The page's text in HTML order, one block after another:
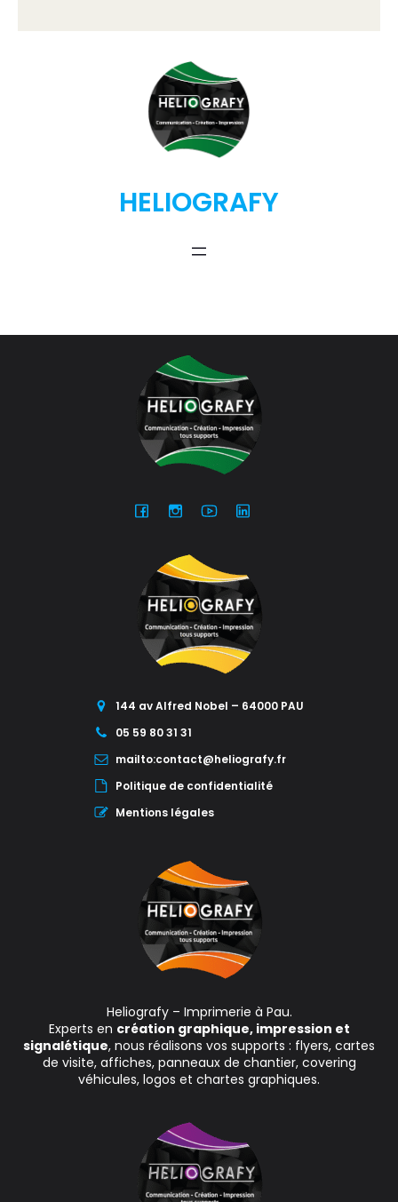
HELIOGRAFY
144 av Alfred Nobel – 64000 PAU
05 59 80 31 31
mailto:contact@heliografy.fr
Politique de confidentialité
Mentions légales
Heliografy – Imprimerie à Pau.
Experts en création graphique, impression et
signalétique, nous réalisons vos supports : flyers, cartes
de visite, affiches, panneaux de chantier, covering
véhicules, logos et chartes graphiques.